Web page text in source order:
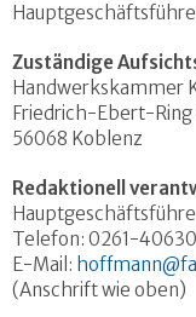
Zuständige
Handwerkskammer
Friedrich-Ebert-Ring
56068 Koblenz
Redaktionell
Telefon: 0261-
E-Mail:
(Anschrift wie oben)